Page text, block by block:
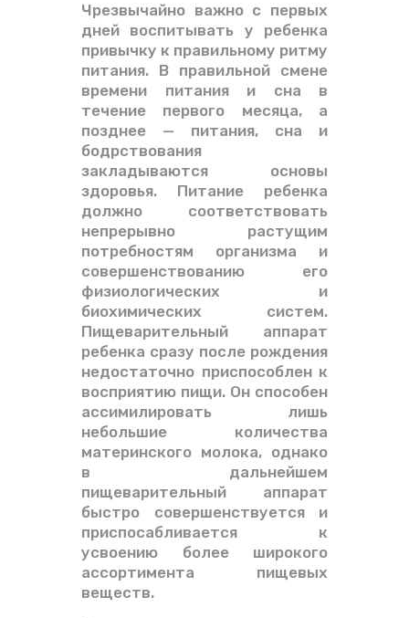
Чрезвычайно важно с первых
дней воспитывать у ребенка
привычку к правильному ритму
питания. В правильной смене
времени питания и сна в
течение первого месяца, а
позднее — питания, сна и
бодрствования
закладываются основы
здоровья. Питание ребенка
должно соответствовать
непрерывно растущим
потребностям организма и
совершенствованию его
физиологических и
биохимических систем.
Пищеварительный аппарат
ребенка сразу после рождения
недостаточно приспособлен к
восприятию пищи. Он способен
ассимилировать лишь
небольшие количества
материнского молока, однако
в дальнейшем
пищеварительный аппарат
быстро совершенствуется и
приспосабливается к
усвоению более широкого
ассортимента пищевых
веществ.